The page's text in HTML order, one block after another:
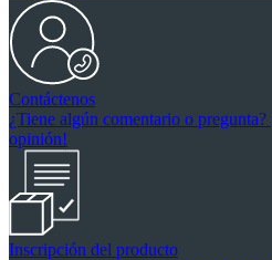
Contáctenos
¿Tiene algún comentario o pregunta?
opinión!
Inscripción del producto